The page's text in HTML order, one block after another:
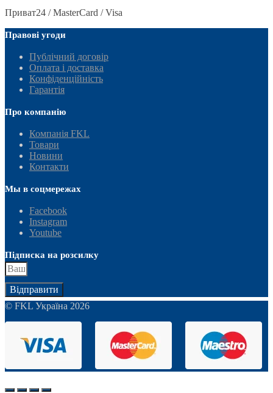
Приват24 / MasterCard / Visa
Правові угоди
Публічний договір
Оплата і доставка
Конфіденційність
Гарантія
Про компанію
Компанія FKL
Товари
Новини
Контакти
Мы в соцмережах
Facebook
Instagram
Youtube
Підписка на розсилку
Відправити
© FKL Україна 2026